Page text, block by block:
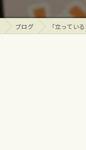
ブログ 「立ってい